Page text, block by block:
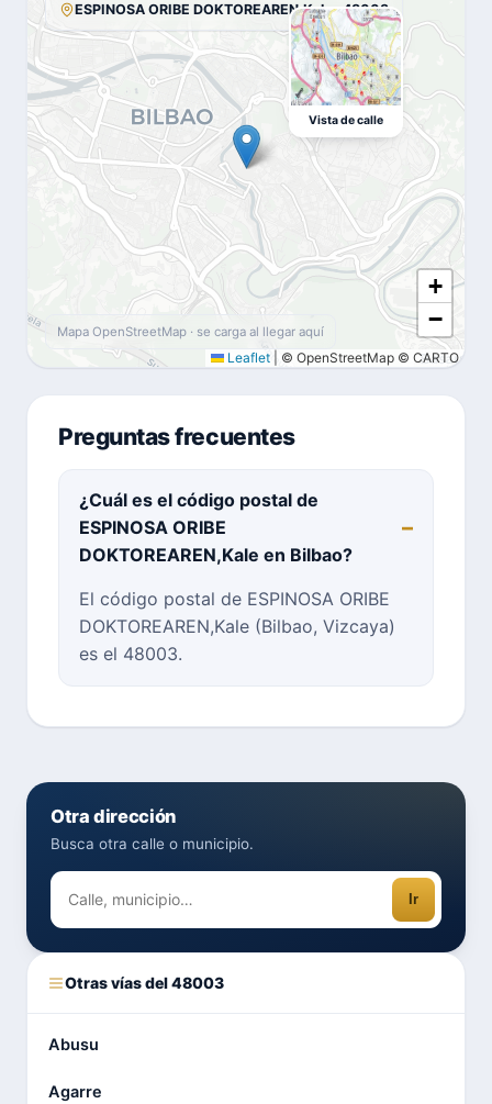
+
−
Leaflet © OpenStreetMap © CARTO
ESPINOSA ORIBE DOKTOREAREN,Kale · 48003
Vista de calle
Mapa OpenStreetMap · se carga al llegar aquí
Preguntas frecuentes
¿Cuál es el código postal de
ESPINOSA ORIBE
DOKTOREAREN,Kale en Bilbao?
El código postal de ESPINOSA ORIBE
DOKTOREAREN,Kale (Bilbao, Vizcaya)
es el 48003.
Otra dirección
Busca otra calle o municipio.
Ir
Otras vías del 48003
Abusu
Agarre